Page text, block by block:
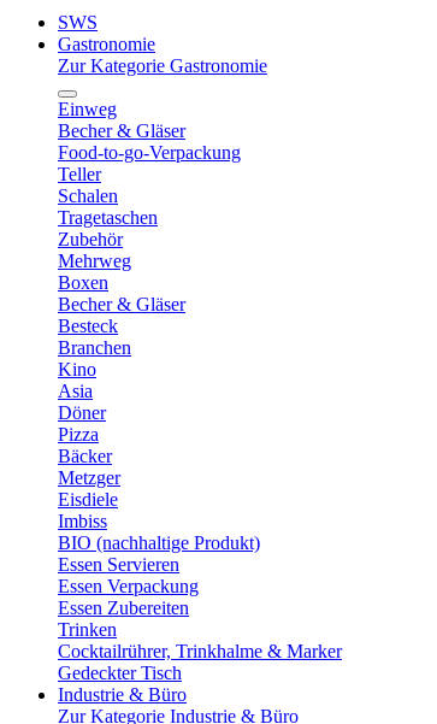
SWS
Gastronomie
Zur Kategorie Gastronomie
Einweg
Becher & Gläser
Food-to-go-Verpackung
Teller
Schalen
Tragetaschen
Zubehör
Mehrweg
Boxen
Becher & Gläser
Besteck
Branchen
Kino
Asia
Döner
Pizza
Bäcker
Metzger
Eisdiele
Imbiss
BIO (nachhaltige Produkt)
Essen Servieren
Essen Verpackung
Essen Zubereiten
Trinken
Cocktailrührer, Trinkhalme & Marker
Gedeckter Tisch
Industrie & Büro
Zur Kategorie Industrie & Büro